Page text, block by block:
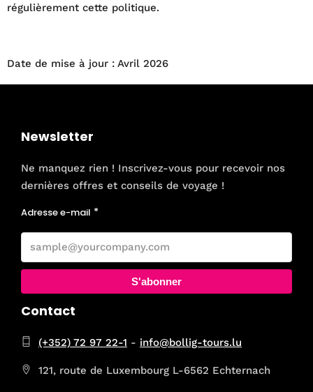
régulièrement cette politique.
Date de mise à jour : Avril 2026
Newsletter
Ne manquez rien ! Inscrivez-vous pour recevoir nos
dernières offres et conseils de voyage !
Adresse e-mail
S'abonner
Contact
(+352) 72 97 22-1 - info@bollig-tours.lu
121, route de Luxembourg L-6562 Echternach